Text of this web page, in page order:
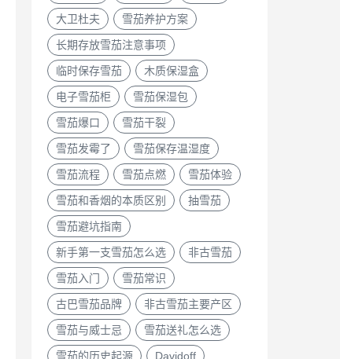
大卫杜夫 雪茄养护方案
长期存放雪茄注意事项
临时保存雪茄 木质保湿盒
电子雪茄柜 雪茄保湿包
雪茄爆口 雪茄干裂
雪茄发霉了 雪茄保存温湿度
雪茄流程 雪茄点燃 雪茄体验
雪茄和香烟的本质区别 抽雪茄
雪茄避坑指南
新手第一支雪茄怎么选 非古雪茄
雪茄入门 雪茄常识
古巴雪茄品牌 非古雪茄主要产区
雪茄与威士忌 雪茄送礼怎么选
雪茄的历史起源 Davidoff